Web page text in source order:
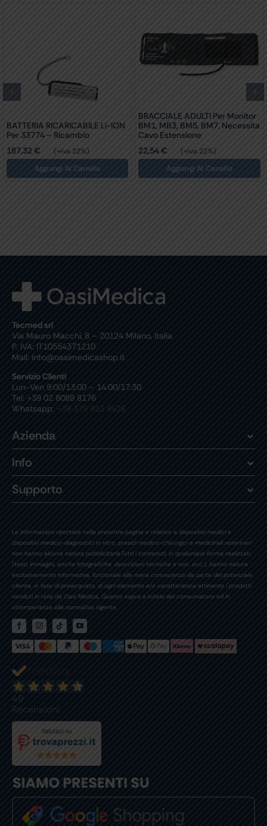
BM1, MB3, BM5, BM7, Necessita
Cavo Estensione
22,54€
(+iva 22%)
Aggiungi Al Carrello
BRACCIALE PEDIATRICO Per
Monitor BM1, MB3, BM5, BM7,
Necessita Cavo Estensione
9,18€
(+iva 22%)
Aggiungi Al Carrello
Tecmed srl
Via Mauro Macchi, 8 – 20124 Milano, Italia
P. IVA: IT10554371210
Mail: info@oasimedicashop.it
Servizio Clienti
Lun-Ven 9:00/13:00 – 14:00/17:30
Tel: +39 02 8089 8176
Whatsapp:
+39 375 933 8426
Azienda
Info
Supporto
Le informazioni riportate nella presente pagina e relative a dispositivi medici e
dispositivi medico-diagnostici in vitro, presidi medico-chirurgici e medicinali veterinari
non hanno alcuna natura pubblicitaria.Tutti i contenuti, in qualunque forma realizzati,
(testi, immagini, anche fotografiche, descrizioni tecniche e non, ecc.), hanno natura
esclusivamente informativa, funzionale alla mera conoscenza da parte del potenziale
cliente, in fase di preacquisto, di ogni elemento e/o caratteristica attinente i prodotti
venduti in rete da Oasi Medica. Quanto sopra a tutela del consumatore ed in
ottemperanza alla normativa vigente.
49
Recensioni